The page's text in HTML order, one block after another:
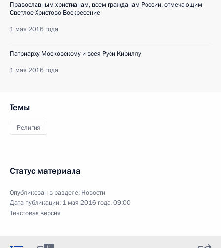
Православным христианам, всем гражданам России, отмечающим
Светлое Христово Воскресение
1 мая 2016 года
Патриарху Московскому и всея Руси Кириллу
1 мая 2016 года
Темы
Религия
Статус материала
Опубликован в разделе: Новости
Дата публикации: 1 мая 2016 года, 09:00
Текстовая версия
11